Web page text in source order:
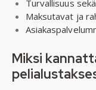
Turvallisuus
Maksutavat ja
Miksi